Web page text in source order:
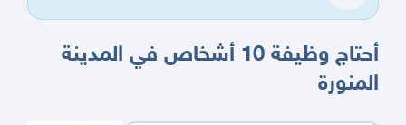
أحتاج وظيفة 10 أشخاص في المدينة
المنورة